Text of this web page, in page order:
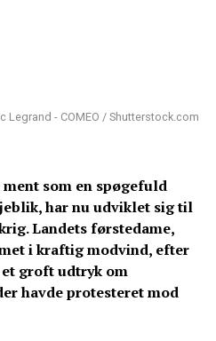
Legrand - COMEO / Shutterstock.com
som en spøgefuld
har nu udviklet sig til
Landets førstedame,
i kraftig modvind, efter
groft udtryk om
havde protesteret mod